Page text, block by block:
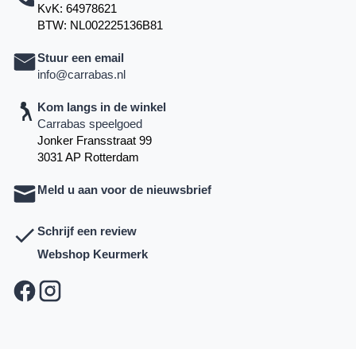
KvK: 64978621
BTW: NL002225136B81
Stuur een email
info@carrabas.nl
Kom langs in de winkel
Carrabas speelgoed
Jonker Fransstraat 99
3031 AP Rotterdam
Meld u aan voor de nieuwsbrief
Schrijf een review
Webshop Keurmerk